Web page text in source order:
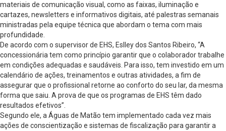
materiais de comunicação visual, como as faixas, iluminação e
cartazes, newsletters e informativos digitais, até palestras semanais
ministradas pela equipe técnica que abordam o tema com mais
profundidade.
De acordo com o supervisor de EHS, Eslley dos Santos Ribeiro, “A
concessionária tem como princípio garantir que o colaborador trabalhe
em condições adequadas e saudáveis. Para isso, tem investido em um
calendário de ações, treinamentos e outras atividades, a fim de
assegurar que o profissional retorne ao conforto do seu lar, da mesma
forma que saiu. A prova de que os programas de EHS têm dado
resultados efetivos”.
Segundo ele, a Águas de Matão tem implementado cada vez mais
ações de conscientização e sistemas de fiscalização para garantir a